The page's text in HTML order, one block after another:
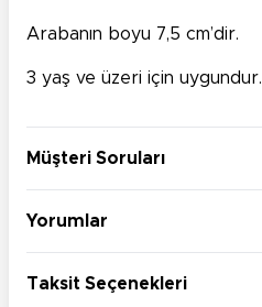
Arabanın boyu 7,5 cm’dir.
3 yaş ve üzeri için uygundur.
Müşteri Soruları
Yorumlar
Taksit Seçenekleri